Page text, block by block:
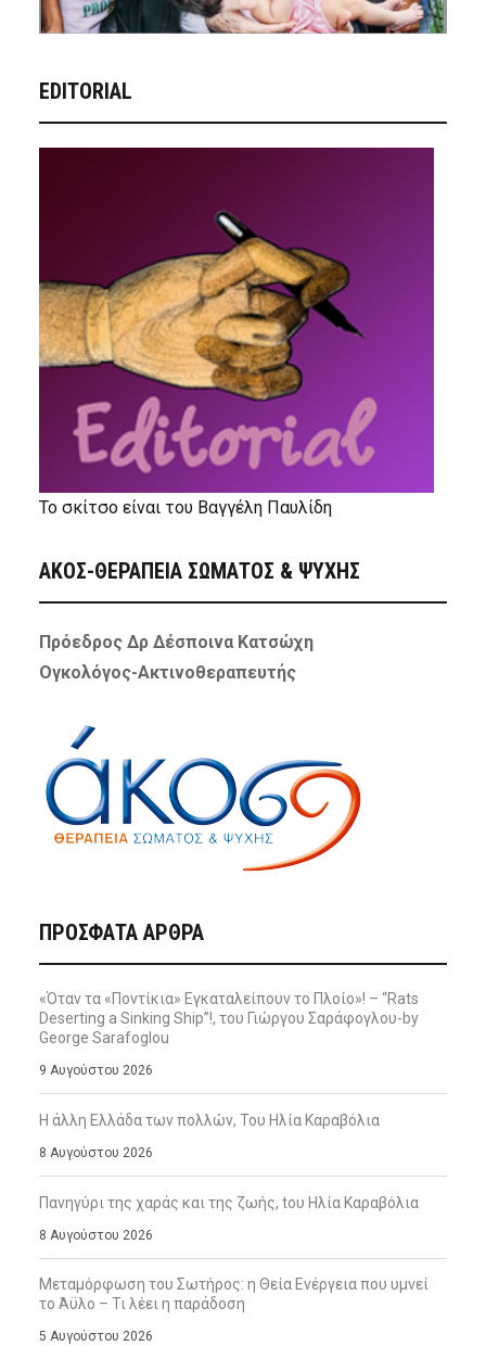
EDITORIAL
Το σκίτσο είναι του Βαγγέλη Παυλίδη
ΑΚΟΣ-ΘΕΡΑΠΕΙΑ ΣΩΜΑΤΟΣ & ΨΥΧΗΣ
Πρόεδρος Δρ Δέσποινα Κατσώχη
Ογκολόγος-Ακτινοθεραπευτής
ΠΡΌΣΦΑΤΑ ΆΡΘΡΑ
«Όταν τα «Ποντίκια» Εγκαταλείπουν το Πλοίο»! – “Rats
Deserting a Sinking Ship”!, του Γιώργου Σαράφογλου-by
George Sarafoglou
9 Αυγούστου 2026
Η άλλη Ελλάδα των πολλών, Του Ηλία Καραβόλια
8 Αυγούστου 2026
Πανηγύρι της χαράς και της ζωής, tου Ηλία Καραβόλια
8 Αυγούστου 2026
Μεταμόρφωση του Σωτήρος: η Θεία Ενέργεια που υμνεί
το Άϋλο – Τι λέει η παράδοση
5 Αυγούστου 2026